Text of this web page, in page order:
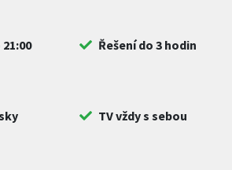
Řešení do 3 hodin
TV vždy s sebou